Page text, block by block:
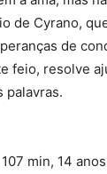
de Cyrano,
de
feio, resolve
palavras.
min, 14 anos